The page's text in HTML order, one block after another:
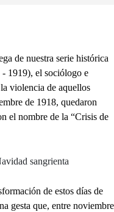
de nuestra serie histórica
1919), el sociólogo e
violencia de aquellos
de 1918, quedaron
el nombre de la “Crisis de
sangrienta
de estos días de
gesta que, entre noviembre